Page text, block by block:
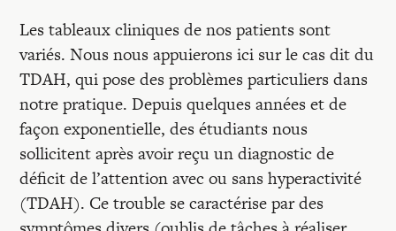
Colloque
Mon panier
Mon compte
Les tableaux cliniques de nos patients sont
variés. Nous nous appuierons ici sur le cas dit du
TDAH, qui pose des problèmes particuliers dans
notre pratique. Depuis quelques années et de
façon exponentielle, des étudiants nous
sollicitent après avoir reçu un diagnostic de
déficit de l’attention avec ou sans hyperactivité
(TDAH). Ce trouble se caractérise par des